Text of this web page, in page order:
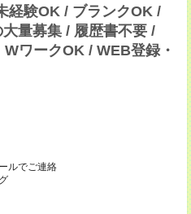
経験OK / ブランクOK /
量募集 / 履歴書不要 /
ワークOK / WEB登録・
ルでご連絡